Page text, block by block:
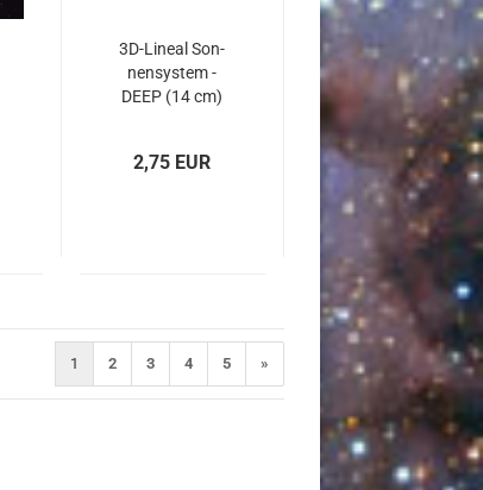
3D-​Li­ne­al Son­
nen­sys­tem -
DEEP (14 cm)
2,75 EUR
1 2 3 4 5 »